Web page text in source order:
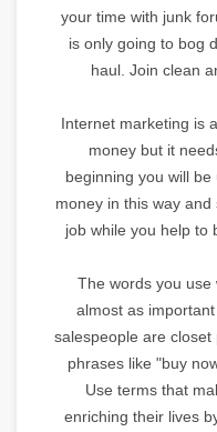
your time with junk
is only going to bog
haul. Join clean
Internet marketing is
money but it
beginning you will
money in this way
job while you help to
The words you
almost as
salespeople are
phrases like "buy
Use terms that
enriching their lives